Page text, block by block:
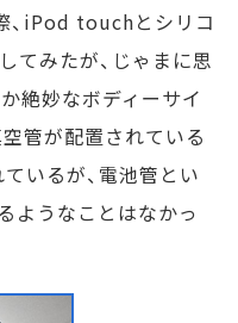
、iPod touchとシリコ
てみたが、じゃまに思
絶妙なボディーサイ
空管が配置されている
いるが、電池管とい
ようなことはなかっ